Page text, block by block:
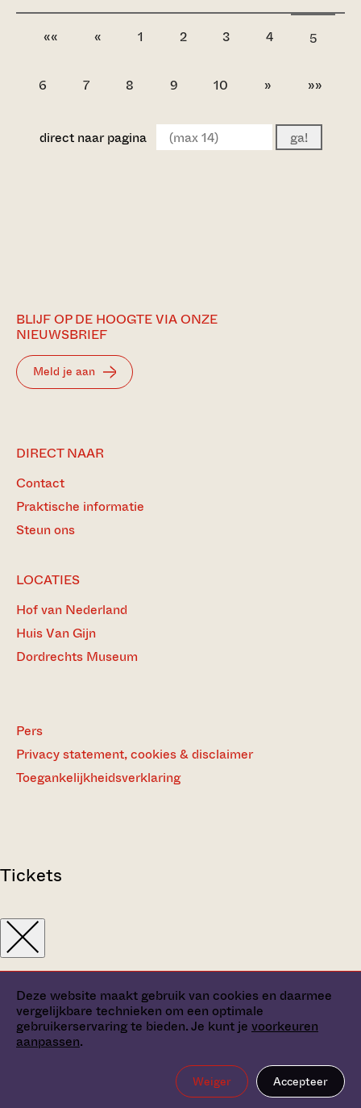
Deze website maakt gebruik van cookies en daarmee
vergelijkbare technieken om een optimale
gebruikerservaring te bieden. Je kunt je voorkeuren
aanpassen.
Weiger Accepteer
«« « 1 2 3 4 5
6 7 8 9 10 » »»
direct naar pagina ga!
BLIJF OP DE HOOGTE VIA ONZE
NIEUWSBRIEF
Meld je aan
DIRECT NAAR
Contact
Praktische informatie
Steun ons
LOCATIES
Hof van Nederland
Huis Van Gijn
Dordrechts Museum
Pers
Privacy statement, cookies & disclaimer
Toegankelijkheidsverklaring
Tickets